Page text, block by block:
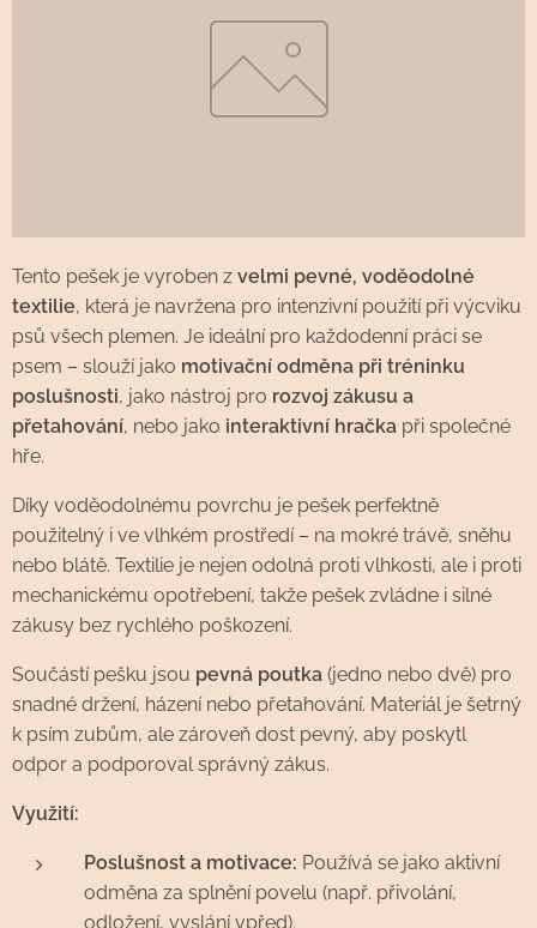
Tento pešek je vyroben z velmi pevné, voděodolné
textilie, která je navržena pro intenzivní použití při výcviku
psů všech plemen. Je ideální pro každodenní práci se
psem – slouží jako motivační odměna při tréninku
poslušnosti, jako nástroj pro rozvoj zákusu a
přetahování, nebo jako interaktivní hračka při společné
hře.
Díky voděodolnému povrchu je pešek perfektně
použitelný i ve vlhkém prostředí – na mokré trávě, sněhu
nebo blátě. Textilie je nejen odolná proti vlhkosti, ale i proti
mechanickému opotřebení, takže pešek zvládne i silné
zákusy bez rychlého poškození.
Součástí pešku jsou pevná poutka (jedno nebo dvě) pro
snadné držení, házení nebo přetahování. Materiál je šetrný
k psím zubům, ale zároveň dost pevný, aby poskytl
odpor a podporoval správný zákus.
Využití:
Poslušnost a motivace: Používá se jako aktivní
odměna za splnění povelu (např. přivolání,
odložení, vyslání vpřed).